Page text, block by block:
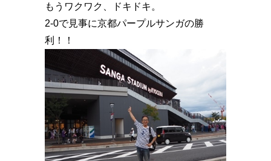
もうワクワク、ドキドキ。
2-0で見事に京都パープルサンガの勝
利！！